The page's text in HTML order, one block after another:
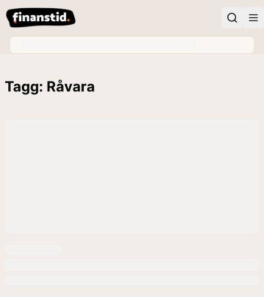
Tagg: Råvara